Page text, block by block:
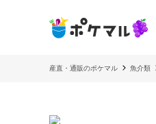
産直・通販のポケマル 魚介類